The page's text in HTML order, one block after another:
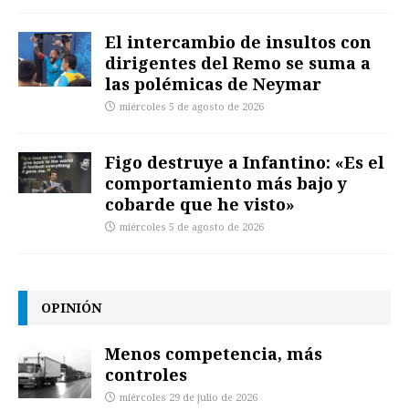
El intercambio de insultos con
dirigentes del Remo se suma a
las polémicas de Neymar
miércoles 5 de agosto de 2026
Figo destruye a Infantino: «Es el
comportamiento más bajo y
cobarde que he visto»
miércoles 5 de agosto de 2026
OPINIÓN
Menos competencia, más
controles
miércoles 29 de julio de 2026